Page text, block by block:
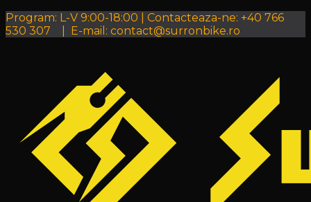
Program: L-V 9:00-18:00 | Contacteaza-ne: +40 766
530 307 | E-mail: contact@surronbike.ro